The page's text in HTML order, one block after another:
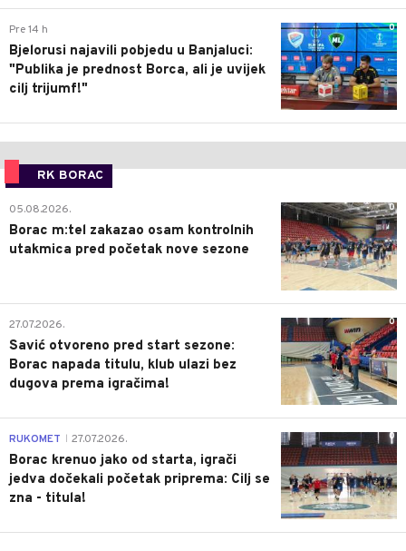
0
Pre 14 h
Bjelorusi najavili pobjedu u Banjaluci:
"Publika je prednost Borca, ali je uvijek
cilj trijumf!"
RK BORAC
0
05.08.2026.
Borac m:tel zakazao osam kontrolnih
utakmica pred početak nove sezone
0
27.07.2026.
Savić otvoreno pred start sezone:
Borac napada titulu, klub ulazi bez
dugova prema igračima!
0
RUKOMET 27.07.2026.
Borac krenuo jako od starta, igrači
jedva dočekali početak priprema: Cilj se
zna - titula!